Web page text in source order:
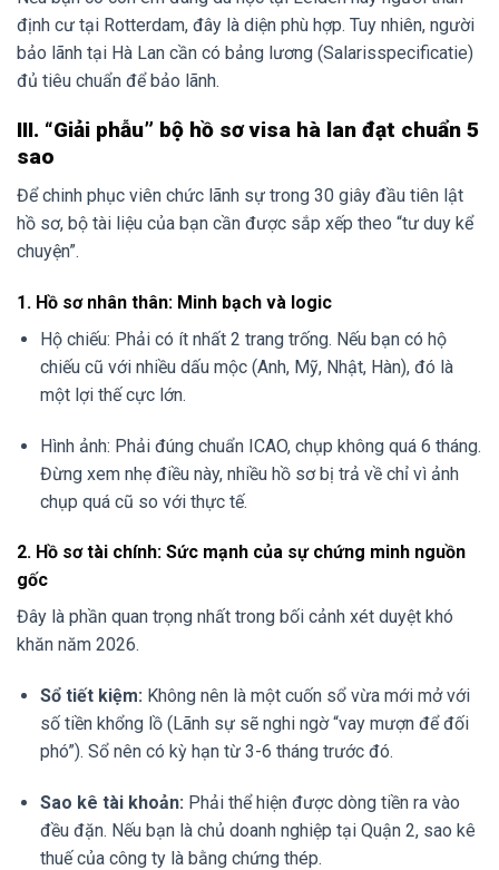
định cư tại Rotterdam, đây là diện phù hợp. Tuy nhiên, người
bảo lãnh tại Hà Lan cần có bảng lương (Salarisspecificatie)
đủ tiêu chuẩn để bảo lãnh.
III. “Giải phẫu” bộ hồ sơ visa hà lan đạt chuẩn 5
sao
Để chinh phục viên chức lãnh sự trong 30 giây đầu tiên lật
hồ sơ, bộ tài liệu của bạn cần được sắp xếp theo “tư duy kể
chuyện”.
1. Hồ sơ nhân thân: Minh bạch và logic
Hộ chiếu: Phải có ít nhất 2 trang trống. Nếu bạn có hộ
chiếu cũ với nhiều dấu mộc (Anh, Mỹ, Nhật, Hàn), đó là
một lợi thế cực lớn.
Hình ảnh: Phải đúng chuẩn ICAO, chụp không quá 6 tháng.
Đừng xem nhẹ điều này, nhiều hồ sơ bị trả về chỉ vì ảnh
chụp quá cũ so với thực tế.
2. Hồ sơ tài chính: Sức mạnh của sự chứng minh nguồn
gốc
Đây là phần quan trọng nhất trong bối cảnh xét duyệt khó
khăn năm 2026.
Sổ tiết kiệm: Không nên là một cuốn sổ vừa mới mở với
số tiền khổng lồ (Lãnh sự sẽ nghi ngờ “vay mượn để đối
phó”). Sổ nên có kỳ hạn từ 3-6 tháng trước đó.
Sao kê tài khoản: Phải thể hiện được dòng tiền ra vào
đều đặn. Nếu bạn là chủ doanh nghiệp tại Quận 2, sao kê
thuế của công ty là bằng chứng thép.